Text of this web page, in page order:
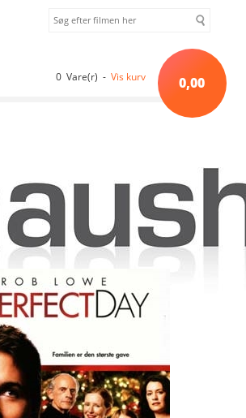
0 Vare(r) - Vis kurv 0,00
A Perfect Day (2006) [DVD]